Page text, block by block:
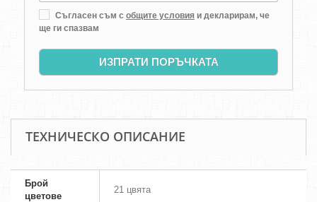
Съгласен съм с общите условия и декларирам, че
ще ги спазвам
ИЗПРАТИ ПОРЪЧКАТА
ТЕХНИЧЕСКО ОПИСАНИЕ
Брой
цветове
21 цвята